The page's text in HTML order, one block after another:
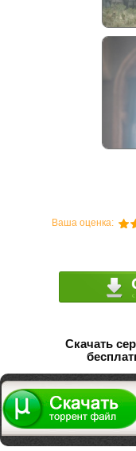
Ваша оценка:
Скачать